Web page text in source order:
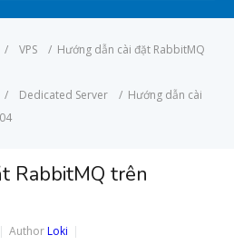
/ VPS / Hướng dẫn cài đặt RabbitMQ
/ Dedicated Server / Hướng dẫn cài
RabbitMQ trên
AuthorLoki